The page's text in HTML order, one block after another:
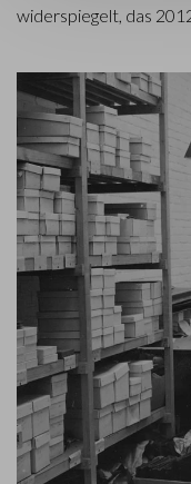
widerspiegelt, das